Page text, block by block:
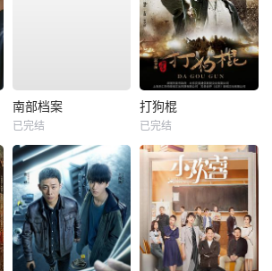
南部档案
已完结
打狗棍
已完结